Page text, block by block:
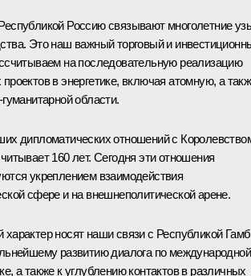
Россию связывают многолетние
Это наш важный торговый и
на последовательную реализацию
в энергетике, включая атомную, а
области.
дипломатических отношений с
160 лет. Сегодня эти отношения
укреплением взаимодействия
сфере и на внешнеполитической арене.
носят наши связи с Республикой
развитию диалога по международной
а также к углублению контактов в различных